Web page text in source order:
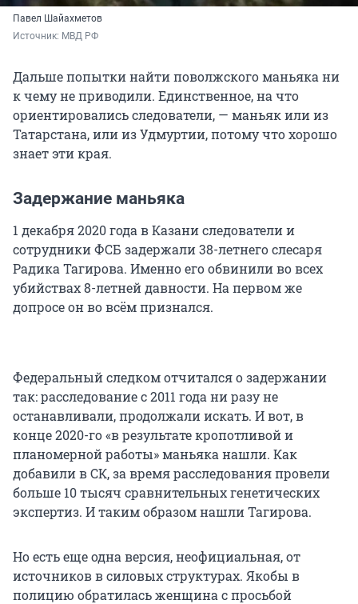
Павел Шайахметов
Источник: МВД РФ
Дальше попытки найти поволжского маньяка ни
к чему не приводили. Единственное, на что
ориентировались следователи, — маньяк или из
Татарстана, или из Удмуртии, потому что хорошо
знает эти края.
Задержание маньяка
1 декабря 2020 года в Казани следователи и
сотрудники ФСБ задержали 38-летнего слесаря
Радика Тагирова. Именно его обвинили во всех
убийствах 8-летней давности. На первом же
допросе он во всём признался.
Федеральный следком отчитался о задержании
так: расследование с 2011 года ни разу не
останавливали, продолжали искать. И вот, в
конце 2020-го «в результате кропотливой и
планомерной работы» маньяка нашли. Как
добавили в СК, за время расследования провели
больше 10 тысяч сравнительных генетических
экспертиз. И таким образом нашли Тагирова.
Но есть еще одна версия, неофициальная, от
источников в силовых структурах. Якобы в
полицию обратилась женщина с просьбой